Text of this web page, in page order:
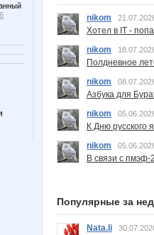
6
nikom
Хотел в IT -
nikom
Полдневное
nikom
Азбука для
nikom
К Дню русского
nikom
В связи с пмэф-
Популярные за
Nata.li